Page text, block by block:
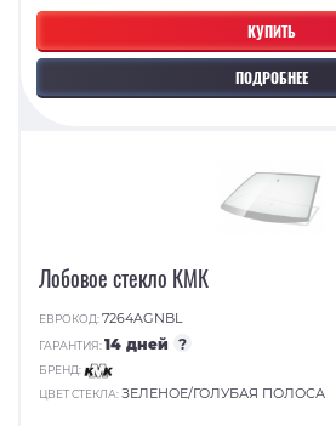
КУПИТЬ
ПОДРОБНЕЕ
Лобовое стекло КМК
ЕВРОКОД:7264AGNBL
ГАРАНТИЯ:14 дней ?
БРЕНД:
ЦВЕТ СТЕКЛА:ЗЕЛЕНОЕ/ГОЛУБАЯ ПОЛОСА